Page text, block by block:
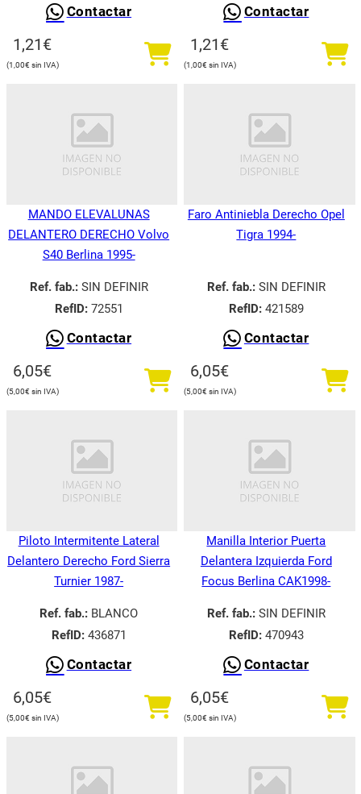
Contactar
1,21€
1,00€
Contactar
1,21€
1,00€
MANDO ELEVALUNAS
DELANTERO DERECHO Volvo
S40 Berlina 1995-
Ref. fab.:SIN DEFINIR
RefID:72551
Contactar
6,05€
5,00€
Faro Antiniebla Derecho Opel
Tigra 1994-
Ref. fab.:SIN DEFINIR
RefID:421589
Contactar
6,05€
5,00€
Piloto Intermitente Lateral
Delantero Derecho Ford Sierra
Turnier 1987-
Ref. fab.: BLANCO
RefID:436871
Contactar
6,05€
5,00€
Manilla Interior Puerta
Delantera Izquierda Ford
Focus Berlina CAK1998-
Ref. fab.:SIN DEFINIR
RefID:470943
Contactar
6,05€
5,00€